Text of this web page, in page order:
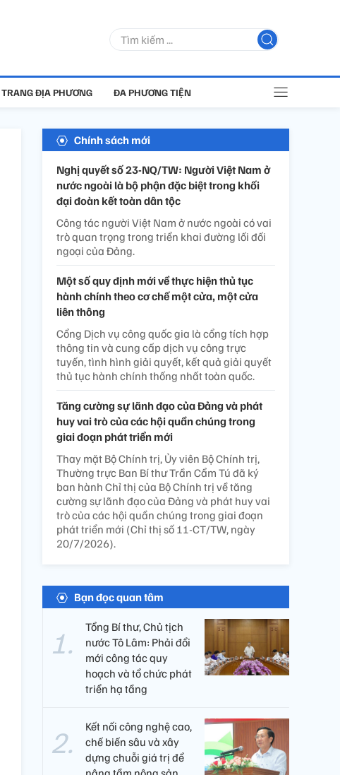
TRANG ĐỊA PHƯƠNG ĐA PHƯƠNG TIỆN
Chính sách mới
Nghị quyết số 23-NQ/TW: Người Việt Nam ở
nước ngoài là bộ phận đặc biệt trong khối
đại đoàn kết toàn dân tộc
Công tác người Việt Nam ở nước ngoài có vai
trò quan trọng trong triển khai đường lối đối
ngoại của Đảng.
Một số quy định mới về thực hiện thủ tục
hành chính theo cơ chế một cửa, một cửa
liên thông
Cổng Dịch vụ công quốc gia là cổng tích hợp
thông tin và cung cấp dịch vụ công trực
tuyến, tình hình giải quyết, kết quả giải quyết
thủ tục hành chính thống nhất toàn quốc.
Tăng cường sự lãnh đạo của Đảng và phát
huy vai trò của các hội quần chúng trong
giai đoạn phát triển mới
Thay mặt Bộ Chính trị, Ủy viên Bộ Chính trị,
Thường trực Ban Bí thư Trần Cẩm Tú đã ký
ban hành Chỉ thị của Bộ Chính trị về tăng
cường sự lãnh đạo của Đảng và phát huy vai
trò của các hội quần chúng trong giai đoạn
phát triển mới (Chỉ thị số 11-CT/TW, ngày
20/7/2026).
Bạn đọc quan tâm
Tổng Bí thư, Chủ tịch
nước Tô Lâm: Phải đổi
mới công tác quy
hoạch và tổ chức phát
triển hạ tầng
Kết nối công nghệ cao,
chế biến sâu và xây
dựng chuỗi giá trị để